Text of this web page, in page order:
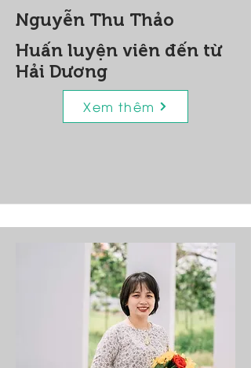
Nguyễn Thu Thảo
Huấn luyện viên đến từ
Hải Dương
Xem thêm